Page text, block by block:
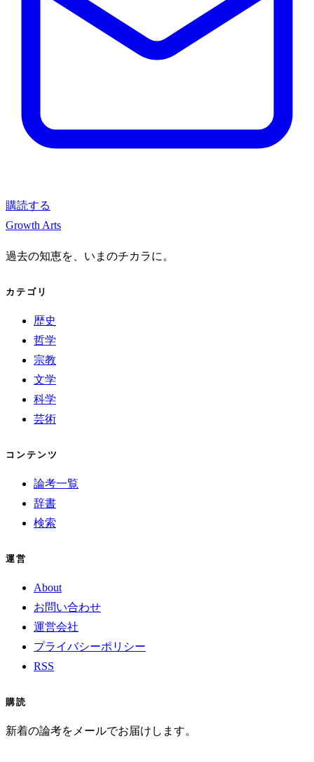
購読する
Growth Arts
過去の知恵を、いまのチカラに。
カテゴリ
歴史
哲学
宗教
文学
科学
芸術
コンテンツ
論考一覧
辞書
検索
運営
About
お問い合わせ
運営会社
プライバシーポリシー
RSS
購読
新着の論考をメールでお届けします。